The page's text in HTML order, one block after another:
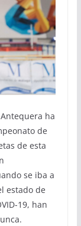
ha
de
de esta
se iba a
estado de
19, han